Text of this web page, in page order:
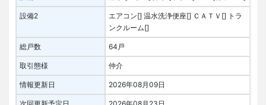
設備2 エアコン[] 温水洗浄便座[] ＣＡＴＶ[] トラ
ンクルーム[]
総戸数 64戸
取引態様 仲介
情報更新日 2026年08月09日